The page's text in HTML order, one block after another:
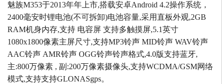
魅族M353于2013年年上市,搭载安卓Android 4.2操作系统，
2400毫安时锂电池(不可拆卸)电池容量,采用直板外观,2GB
RAM机身内存,支持 电容屏 支持多触摸屏,5.1英寸
1080x1800像素主屏尺寸,支持MP3铃声 MID铃声 WAV铃声
AAC铃声 AMR铃声 OGG铃声铃声格式,4.0版支持蓝牙,
主:800万像素 , 副:200万像素摄像头,支持WCDMA/GSM网络
模式,支持支持GLONASgps。